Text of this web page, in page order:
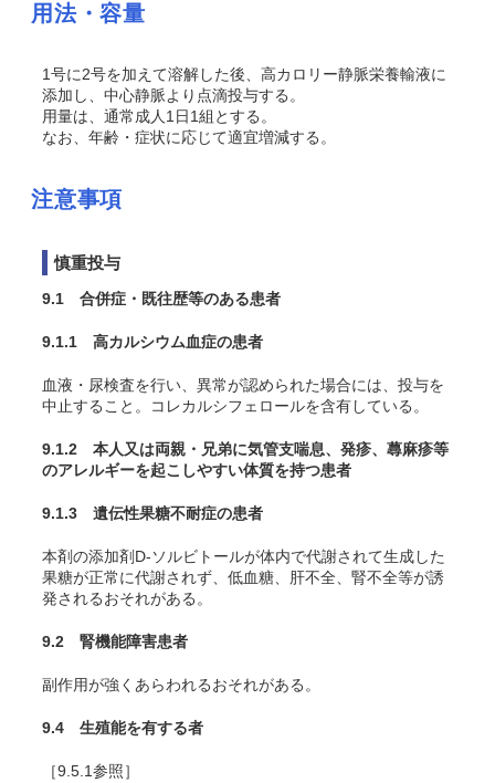
用法・容量
1号に2号を加えて溶解した後、高カロリー静脈栄養輸液に
添加し、中心静脈より点滴投与する。
用量は、通常成人1日1組とする。
なお、年齢・症状に応じて適宜増減する。
注意事項
慎重投与
9.1 合併症・既往歴等のある患者
9.1.1 高カルシウム血症の患者
血液・尿検査を行い、異常が認められた場合には、投与を
中止すること。コレカルシフェロールを含有している。
9.1.2 本人又は両親・兄弟に気管支喘息、発疹、蕁麻疹等
のアレルギーを起こしやすい体質を持つ患者
9.1.3 遺伝性果糖不耐症の患者
本剤の添加剤D-ソルビトールが体内で代謝されて生成した
果糖が正常に代謝されず、低血糖、肝不全、腎不全等が誘
発されるおそれがある。
9.2 腎機能障害患者
副作用が強くあらわれるおそれがある。
9.4 生殖能を有する者
［9.5.1参照］